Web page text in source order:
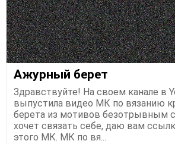
Ажурный берет
Здравствуйте! На своем канале в
выпустила видео МК по вязанию
берета из мотивов безотрывным
хочет связать себе, даю вам
этого МК. МК по вя...